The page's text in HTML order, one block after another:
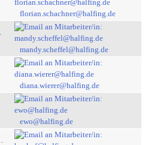
florian.schachner@halfing.de
mandy.scheffel@halfing.de
diana.wierer@halfing.de
ewo@halfing.de